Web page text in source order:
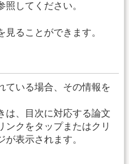
照してください。
ることができます。
ている場合、その情報を
は、目次に対応する論文
ンクをタップまたはクリ
表示されます。